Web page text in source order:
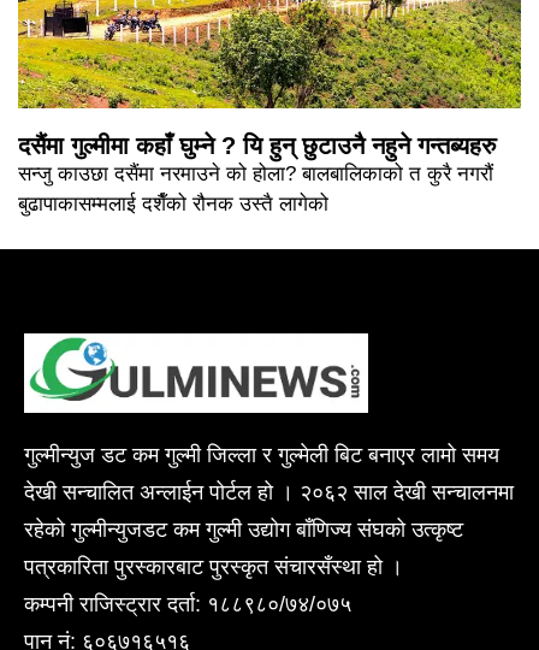
दसैंमा गुल्मीमा कहाँ घुम्ने ? यि हुन् छुटाउनै नहुने गन्तब्यहरु
सन्जु काउछा दसैंमा नरमाउने को होला? बालबालिकाको त कुरै नगरौं
बुढापाकासम्मलाई दशैँको रौनक उस्तै लागेको
गुल्मीन्युज डट कम गुल्मी जिल्ला र गुल्मेली बिट बनाएर लामो समय
देखी सन्चालित अन्लाईन पोर्टल हो । २०६२ साल देखी सन्चालनमा
रहेको गुल्मीन्युजडट कम गुल्मी उद्योग बाँणिज्य संघको उत्कृष्ट
पत्रकारिता पुरस्कारबाट पुरस्कृत संचारसँस्था हो ।
कम्पनी राजिस्ट्रार दर्ता: १८८९८०/७४/०७५
पान नं: ६०६७१६५१६